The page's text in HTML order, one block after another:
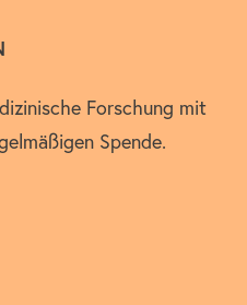
Forschung mit
Spende.